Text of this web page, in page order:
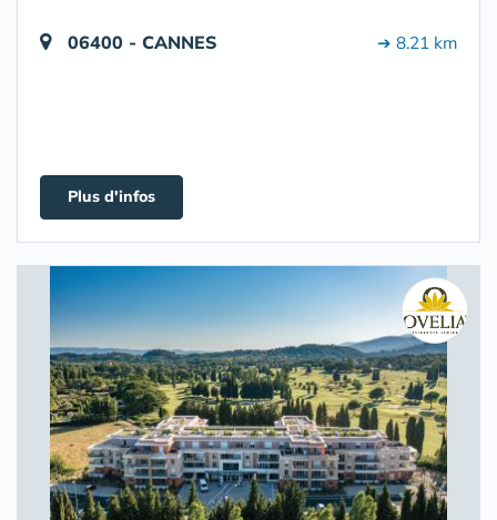
06400 - CANNES ➔ 8.21 km
Plus d'infos